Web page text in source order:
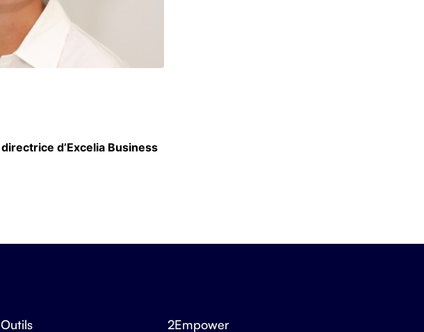
d’Excelia Business
Outils 2Empower